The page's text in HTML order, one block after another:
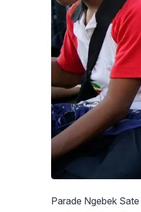
Parade Ngebek